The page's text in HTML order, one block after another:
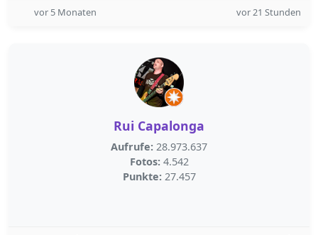
vor 5 Monaten vor 21 Stunden
Rui Capalonga
Aufrufe: 28.973.637
Fotos: 4.542
Punkte: 27.457